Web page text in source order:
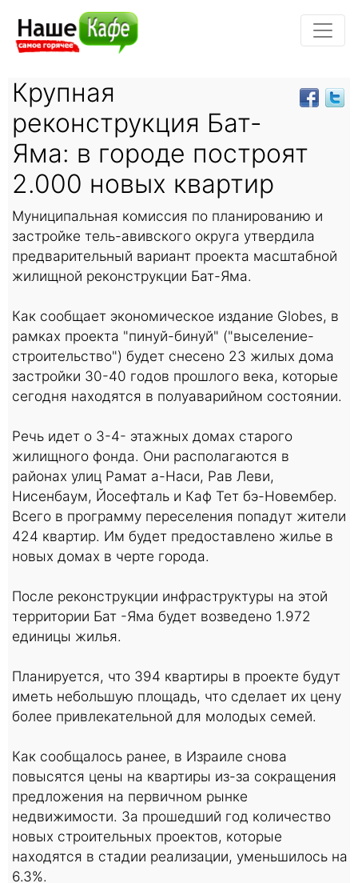
Крупная
реконструкция Бат-
Яма: в городе построят
2.000 новых квартир
Муниципальная комиссия по планированию и
застройке тель-авивского округа утвердила
предварительный вариант проекта масштабной
жилищной реконструкции Бат-Яма.
Как сообщает экономическое издание Globes, в
рамках проекта "пинуй-бинуй" ("выселение-
строительство") будет снесено 23 жилых дома
застройки 30-40 годов прошлого века, которые
сегодня находятся в полуаварийном состоянии.
Речь идет о 3-4- этажных домах старого
жилищного фонда. Они располагаются в
районах улиц Рамат а-Наси, Рав Леви,
Нисенбаум, Йосефталь и Каф Тет бэ-Новембер.
Всего в программу переселения попадут жители
424 квартир. Им будет предоставлено жилье в
новых домах в черте города.
После реконструкции инфраструктуры на этой
территории Бат -Яма будет возведено 1.972
единицы жилья.
Планируется, что 394 квартиры в проекте будут
иметь небольшую площадь, что сделает их цену
более привлекательной для молодых семей.
Как сообщалось ранее, в Израиле снова
повысятся цены на квартиры из-за сокращения
предложения на первичном рынке
недвижимости. За прошедший год количество
новых строительных проектов, которые
находятся в стадии реализации, уменьшилось на
6.3%.